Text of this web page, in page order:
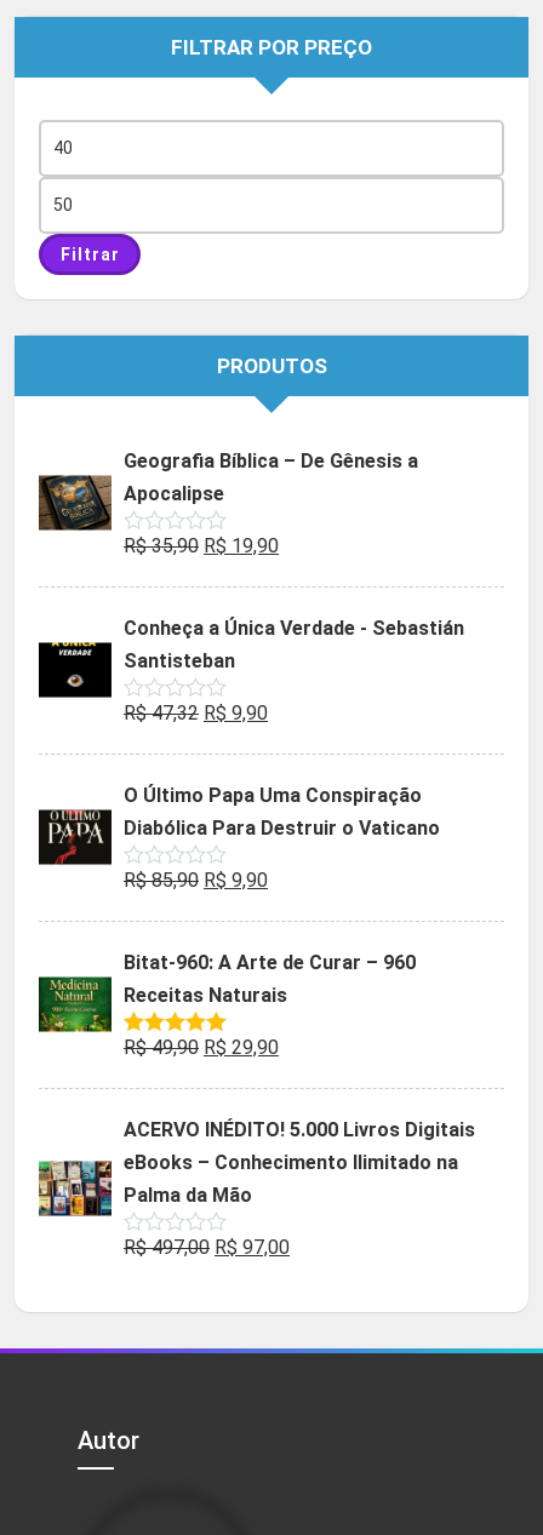
FILTRAR POR PREÇO
mínimo
máximo
Filtrar
PRODUTOS
Geografia Bíblica – De Gênesis a
Apocalipse
Avaliação
de
R$35,90 O
era:
R$ 35,90.
R$ 19,90O
é:
Conheça a Única Verdade - Sebastián
Santisteban
Avaliação
de
R$47,32 O
era:
R$ 47,32.
R$ 9,90O
é:
R$ 9,90.
O Último Papa Uma Conspiração
Diabólica Para Destruir o Vaticano
Avaliação
de
R$85,90 O
era:
R$ 85,90.
R$ 9,90O
é:
R$ 9,90.
Bitat-960: A Arte de Curar – 960
Receitas Naturais
Avaliação
R$49,90 O
era:
R$ 49,90.
R$ 29,90O
é:
R$ 29,90.
ACERVO INÉDITO! 5.000 Livros Digitais
eBooks – Conhecimento Ilimitado na
Palma da Mão
Avaliação
5
R$497,00 O
original
era:
R$ 97,00O
atual
é:
Autor